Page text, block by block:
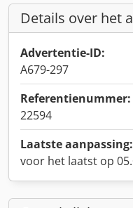
Details over het
Advertentie-ID:
A679-297
Referentienummer:
22594
Laatste aanpassing:
voor het laatst op